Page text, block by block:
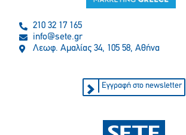
210 32 17 165
info@sete.gr
Λεωφ. Αμαλίας 34, 105 58, Αθήνα
Εγγραφή στο newsletter